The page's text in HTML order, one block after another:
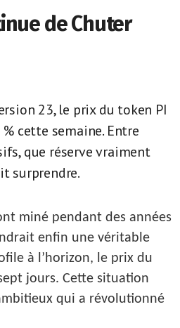
de Chuter
23, le prix du token PI
cette semaine. Entre
que réserve vraiment
surprendre.
miné pendant des années
enfin une véritable
à l’horizon, le prix du
jours. Cette situation
qui a révolutionné